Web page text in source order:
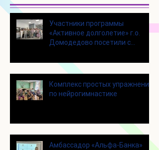
Участники программы
«Активное долголетие» г.о.
Домодедово посетили с
Щелково
Комплекс простых упражнений
по нейрогимнастике
Амбассадор «Альфа-Банка»